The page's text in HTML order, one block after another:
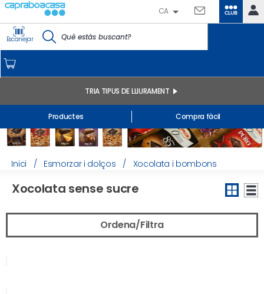
IDENTIFICA'T
Comandes online
Els meus productes comprats a la botiga i online
Llistes
INFORMACIÓ GENERAL
CA
Escanejar
Productes
TRIA TIPUS DE LLIURAMENT
Compra fàcil
Inici / Esmorzar i dolços / Xocolata i bombons
Xocolata sense sucre
Ordena/Filtra